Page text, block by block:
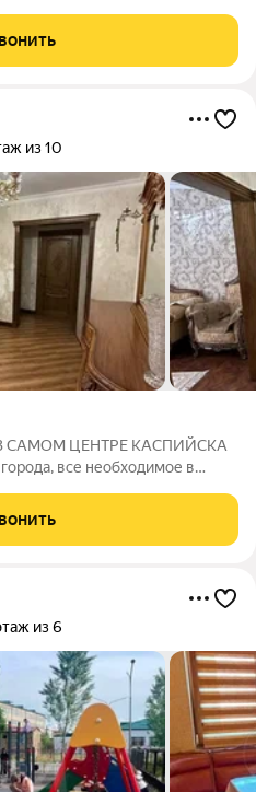
инвестиционный актив
из 10
САМОМ ЦЕНТРЕ КАСПИЙСКА
все необходимое в
зоны и море О доме Дом
из 6